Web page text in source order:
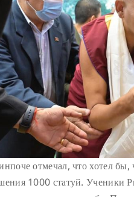
отмечал, что хотел
1000 статуй. Ученики